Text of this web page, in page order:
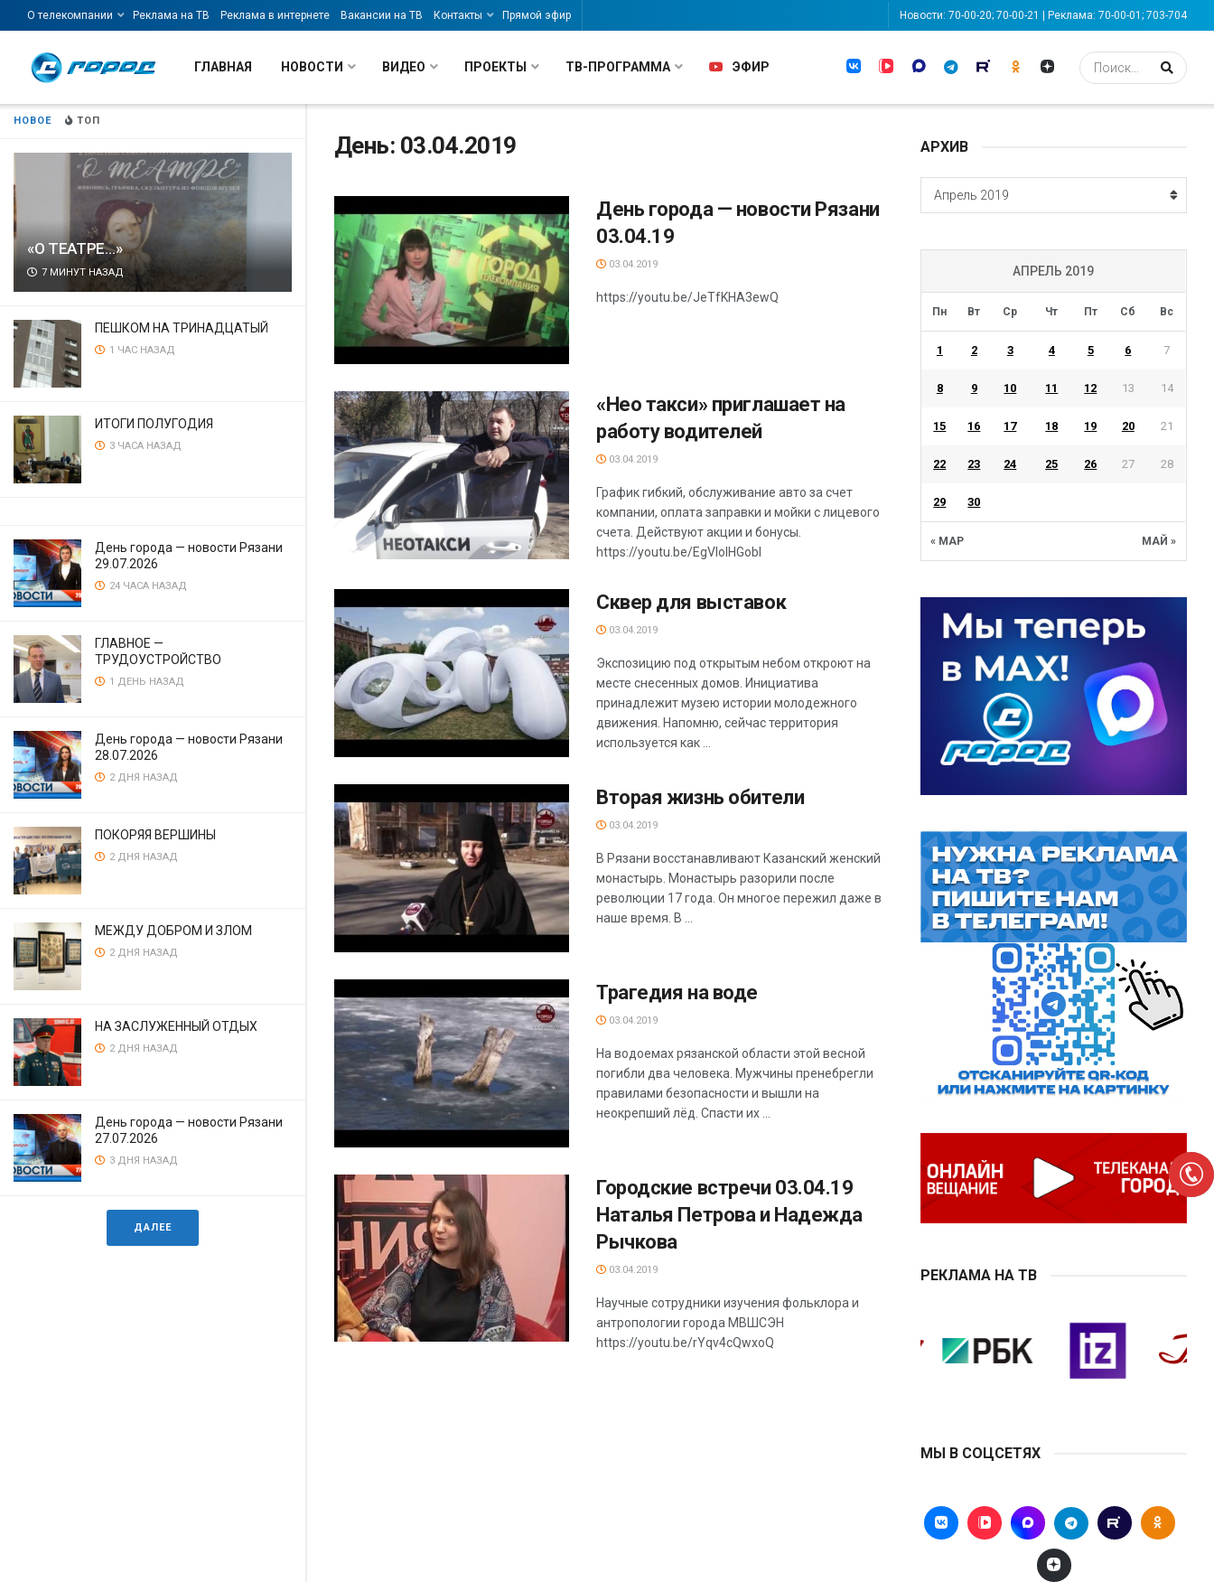
НОВОЕ ТОП
«О ТЕАТРЕ…»
7 МИНУТ НАЗАД
ПЕШКОМ НА ТРИНАДЦАТЫЙ
1 ЧАС НАЗАД
ИТОГИ ПОЛУГОДИЯ
3 ЧАСА НАЗАД
День города — новости Рязани
29.07.2026
24 ЧАСА НАЗАД
ГЛАВНОЕ —
ТРУДОУСТРОЙСТВО
1 ДЕНЬ НАЗАД
День города — новости Рязани
28.07.2026
2 ДНЯ НАЗАД
ПОКОРЯЯ ВЕРШИНЫ
2 ДНЯ НАЗАД
МЕЖДУ ДОБРОМ И ЗЛОМ
2 ДНЯ НАЗАД
НА ЗАСЛУЖЕННЫЙ ОТДЫХ
2 ДНЯ НАЗАД
День города — новости Рязани
27.07.2026
3 ДНЯ НАЗАД
ДАЛЕЕ
О телекомпании Реклама на ТВ Реклама в интернете Вакансии на ТВ Контакты Прямой эфир Новости: 70-00-20; 70-00-21 | Реклама: 70-00-01; 703-704
ГЛАВНАЯ НОВОСТИ ВИДЕО ПРОЕКТЫ ТВ-ПРОГРАММА ЭФИР
День: 03.04.2019
День города — новости Рязани
03.04.19
03.04.2019
https://youtu.be/JeTfKHA3ewQ
«Нео такси» приглашает на
работу водителей
03.04.2019
График гибкий, обслуживание авто за счет
компании, оплата заправки и мойки с лицевого
счета. Действуют акции и бонусы.
https://youtu.be/EgVIoIHGobI
Сквер для выставок
03.04.2019
Экспозицию под открытым небом откроют на
месте снесенных домов. Инициатива
принадлежит музею истории молодежного
движения. Напомню, сейчас территория
используется как ...
Вторая жизнь обители
03.04.2019
В Рязани восстанавливают Казанский женский
монастырь. Монастырь разорили после
революции 17 года. Он многое пережил даже в
наше время. В ...
Трагедия на воде
03.04.2019
На водоемах рязанской области этой весной
погибли два человека. Мужчины пренебрегли
правилами безопасности и вышли на
неокрепший лёд. Спасти их ...
Городские встречи 03.04.19
Наталья Петрова и Надежда
Рычкова
03.04.2019
Научные сотрудники изучения фольклора и
антропологии города МВШСЭН
https://youtu.be/rYqv4cQwxoQ
АРХИВ
АРХИВ
Апрель 2019
АПРЕЛЬ 2019
Пн Вт Ср Чт Пт Сб Вс
« МАР МАЙ »
1 2 3 4 5 6 7
8 9 10 11 12 13 14
15 16 17 18 19 20 21
22 23 24 25 26 27 28
29 30
РЕКЛАМА НА ТВ
МЫ В СОЦСЕТЯХ